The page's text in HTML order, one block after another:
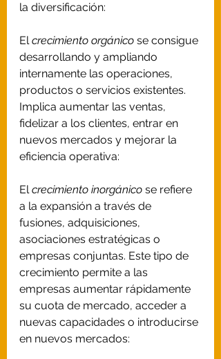
la diversificación:
El crecimiento orgánico se consigue
desarrollando y ampliando
internamente las operaciones,
productos o servicios existentes.
Implica aumentar las ventas,
fidelizar a los clientes, entrar en
nuevos mercados y mejorar la
eficiencia operativa:
El crecimiento inorgánico se refiere
a la expansión a través de
fusiones, adquisiciones,
asociaciones estratégicas o
empresas conjuntas. Este tipo de
crecimiento permite a las
empresas aumentar rápidamente
su cuota de mercado, acceder a
nuevas capacidades o introducirse
en nuevos mercados: